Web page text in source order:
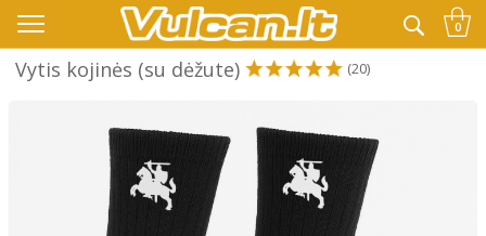
👉 -10% KODAS VISKAM PAPILDOMAI: VASARA 0
Vytis kojinės (su dėžute) (20)